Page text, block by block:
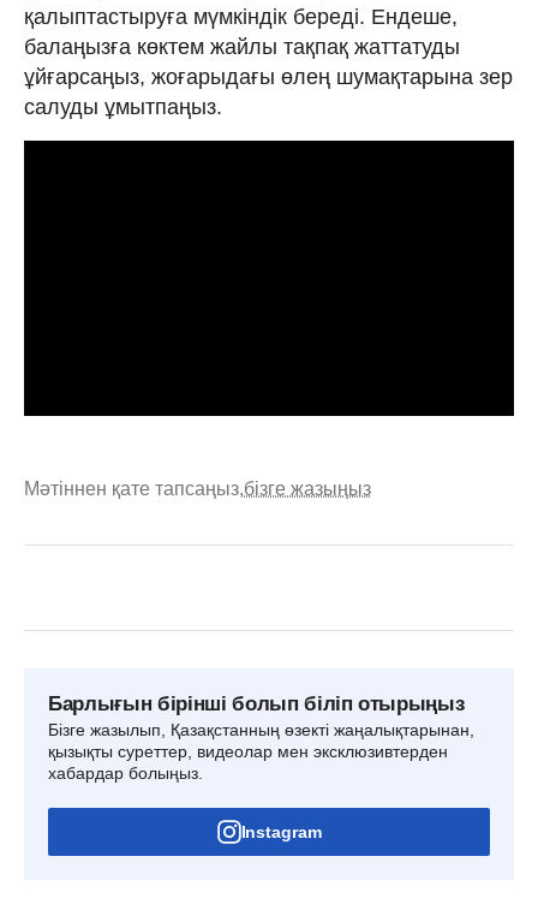
қалыптастыруға мүмкіндік береді. Ендеше,
балаңызға көктем жайлы тақпақ жаттатуды
ұйғарсаңыз, жоғарыдағы өлең шумақтарына зер
салуды ұмытпаңыз.
Мәтіннен қате тапсаңыз,бізге жазыңыз
Барлығын бірінші болып біліп отырыңыз
Бізге жазылып, Қазақстанның өзекті жаңалықтарынан,
қызықты суреттер, видеолар мен эксклюзивтерден
хабардар болыңыз.
Instagram